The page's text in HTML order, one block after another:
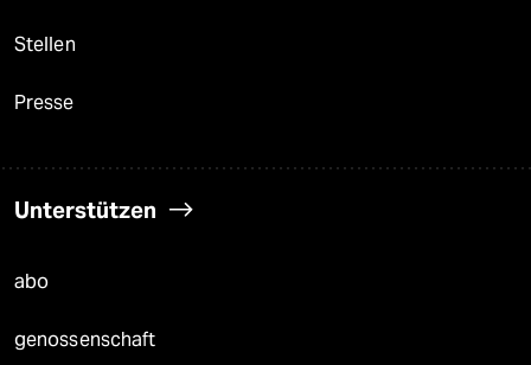
Stellen
Presse
Unterstützen
abo
genossenschaft